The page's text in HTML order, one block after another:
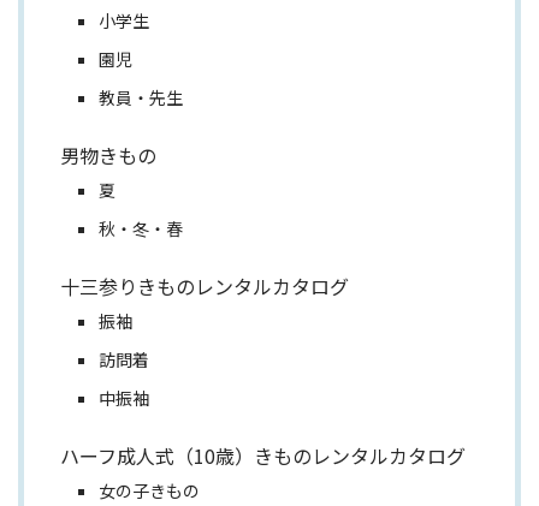
小学生
園児
教員・先生
男物きもの
夏
秋・冬・春
十三参りきものレンタルカタログ
振袖
訪問着
中振袖
ハーフ成人式（10歳）きものレンタルカタログ
女の子きもの